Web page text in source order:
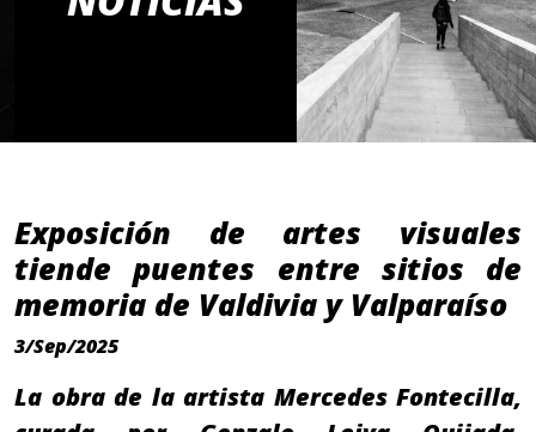
Exposición de artes visuales
tiende puentes entre sitios de
memoria de Valdivia y Valparaíso
3/Sep/2025
La obra de la artista Mercedes Fontecilla,